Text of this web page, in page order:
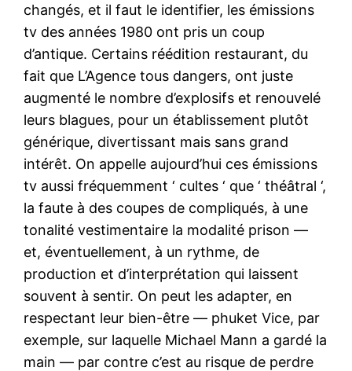
changés, et il faut le identifier, les émissions
tv des années 1980 ont pris un coup
d’antique. Certains réédition restaurant, du
fait que L’Agence tous dangers, ont juste
augmenté le nombre d’explosifs et renouvelé
leurs blagues, pour un établissement plutôt
générique, divertissant mais sans grand
intérêt. On appelle aujourd’hui ces émissions
tv aussi fréquemment ‘ cultes ‘ que ‘ théâtral ‘,
la faute à des coupes de compliqués, à une
tonalité vestimentaire la modalité prison —
et, éventuellement, à un rythme, de
production et d’interprétation qui laissent
souvent à sentir. On peut les adapter, en
respectant leur bien-être — phuket Vice, par
exemple, sur laquelle Michael Mann a gardé la
main — par contre c’est au risque de perdre